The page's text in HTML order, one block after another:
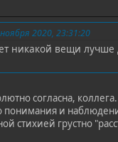
2020, 23:31:20
никакой вещи
согласна,
понимания и
стихией грустно